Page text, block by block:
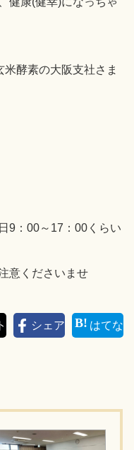
酵素の大阪支社さま
9：00～17：00くらい
意くださいませ
シェア はてな